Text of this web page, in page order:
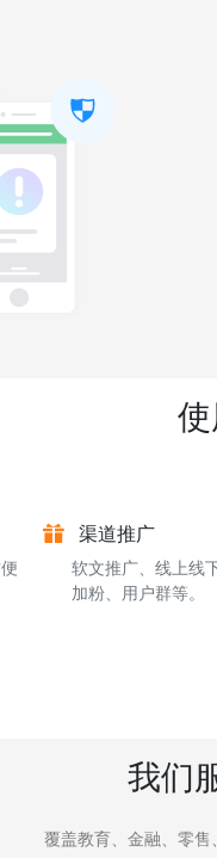
渠道推广
软文推广、线上线
加粉、用户群等。
我们
覆盖教育、金融、零